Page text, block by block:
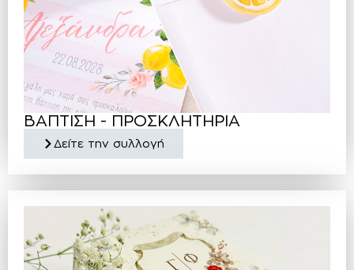
ΒΑΠΤΙΣΗ - ΠΡΟΣΚΛΗΤΗΡΙΑ
Δείτε την συλλογή